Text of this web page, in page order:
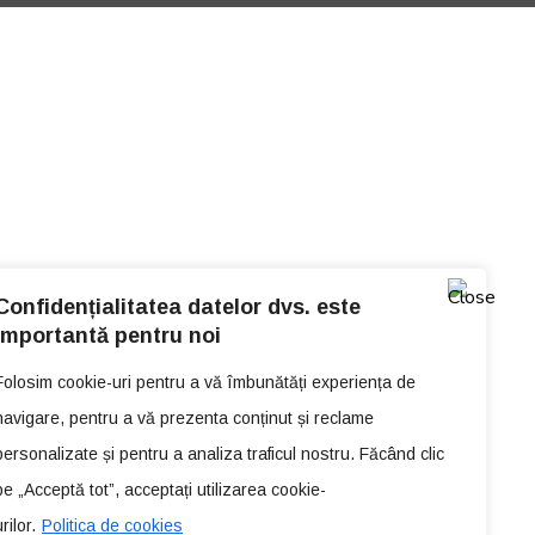
datelor dvs. este
pentru noi
cookie-uri pentru a vă îmbunătăți experiența de
pentru a vă prezenta conținut și reclame
și pentru a analiza traficul nostru. Făcând clic
„Acceptă tot”, acceptați utilizarea cookie-
Politica de cookies